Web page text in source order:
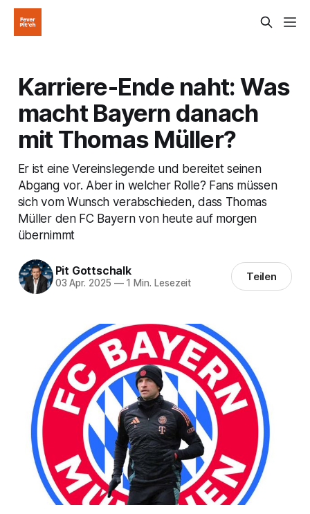
Karriere-Ende naht: Was
macht Bayern danach
mit Thomas Müller?
Er ist eine Vereinslegende und bereitet seinen
Abgang vor. Aber in welcher Rolle? Fans müssen
sich vom Wunsch verabschieden, dass Thomas
Müller den FC Bayern von heute auf morgen
übernimmt
Pit Gottschalk
03 Apr. 2025 —1 Min. Lesezeit Teilen